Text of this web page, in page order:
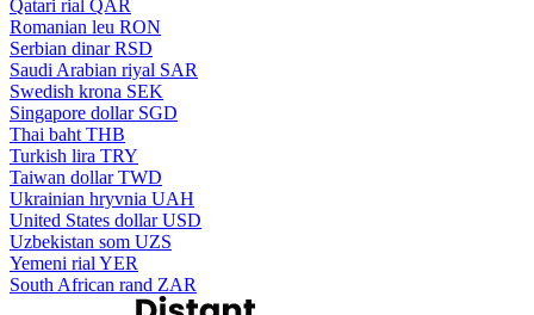
Qatari rial QAR
Romanian leu RON
Serbian dinar RSD
Saudi Arabian riyal SAR
Swedish krona SEK
Singapore dollar SGD
Thai baht THB
Turkish lira TRY
Taiwan dollar TWD
Ukrainian hryvnia UAH
United States dollar USD
Uzbekistan som UZS
Yemeni rial YER
South African rand ZAR